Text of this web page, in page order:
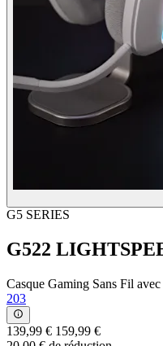
G5 SERIES
G522
Casque Gaming Sans Fil
203
139,99 € 159,99 €